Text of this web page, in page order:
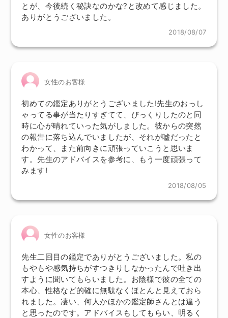
とが、今後続く秘訣なのかな?と改めて感じました。
ありがとうございました。
2018/08/07
女性のお客様
初めての鑑定ありがとうございました!先生のおっし
ゃってる事が当たりすぎてて、びっくりしたのと同
時に心が晴れていった気がしました。彼からの突然
の報告に落ち込んでいましたが、それが嘘だったと
わかって、また前向きに頑張っていこうと思いま
す。先生のアドバイスを参考に、もう一度頑張って
みます!
2018/08/05
女性のお客様
先生二回目の鑑定でありがとうございました。私の
もやもや感気持ちがすつきりしなかったんで吐き出
すように聞いてもらいました。お陰様で彼の全ての
本心、性格など的確に無駄なくほとんと見えておら
れました。凄い、何人かほかの鑑定師さんとは違う
と思ったのです。アドバイスもしてもらい、明るく